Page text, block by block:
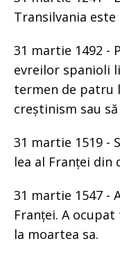
Transilvania
31 martie 1492 -
evreilor spanioli
termen de patru
creștinism sau
31 martie 1519 -
lea al Franței din
31 martie 1547 -
Franței. A
la moartea sa.